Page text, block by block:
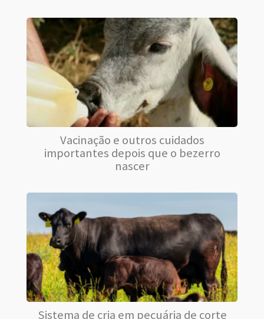
Vacinação e outros cuidados
importantes depois que o bezerro
nascer
Sistema de cria em pecuária de corte